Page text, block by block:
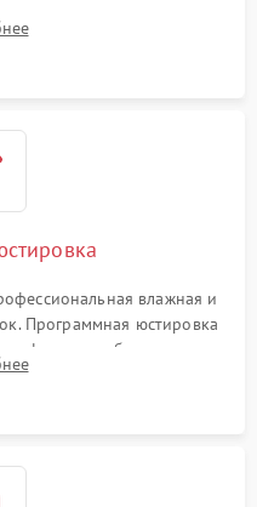
затвора или двигателя
тубуса объектива
влажная и
Программная юстировка
стабилизатора и
сервисного ПО.